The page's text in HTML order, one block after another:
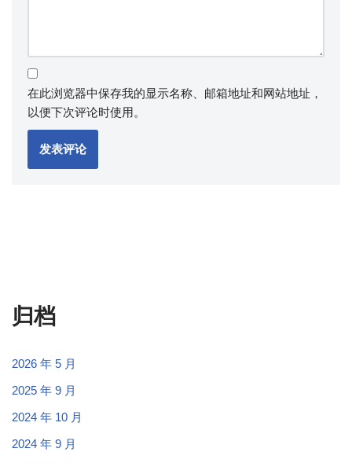
在此浏览器中保存我的显示名称、邮箱地址和网站地址，
以便下次评论时使用。
归档
2026 年 5 月
2025 年 9 月
2024 年 10 月
2024 年 9 月